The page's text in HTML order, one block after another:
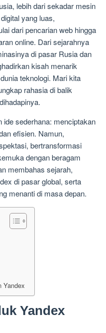
lebih dari sekadar mesin
yang luas,
dari pencarian web hingga
online. Dari sejarahnya
di pasar Rusia dan
kisah menarik
teknologi. Mari kita
rahasia di balik
ide sederhana: menciptakan
efisien. Namun,
bertransformasi
dengan beragam
membahas sejarah,
di pasar global, serta
menanti di masa depan.
Yandex
Yandex